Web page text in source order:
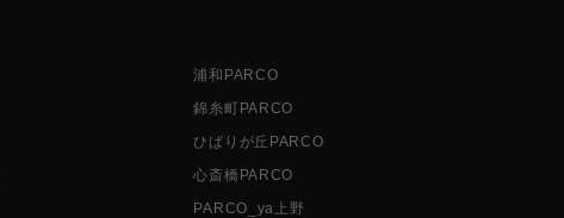
浦和PARCO
錦糸町PARCO
ひばりが丘PARCO
心斎橋PARCO
PARCO_ya上野